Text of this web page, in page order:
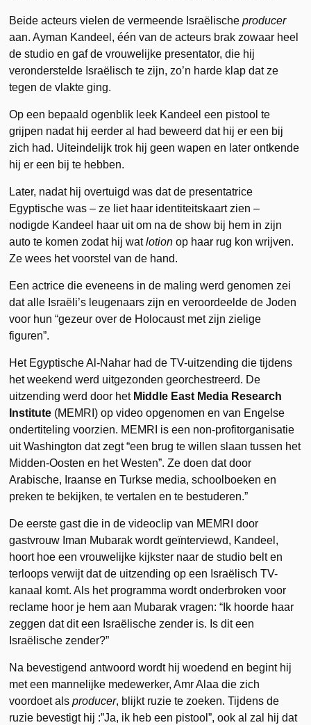
Beide acteurs vielen de vermeende Israëlischeproducer
aan. Ayman Kandeel, één van de acteurs brak zowaar heel
de studio en gaf de vrouwelijke presentator, die hij
veronderstelde Israëlisch te zijn, zo’n harde klap dat ze
tegen de vlakte ging.
Op een bepaald ogenblik leek Kandeel een pistool te
grijpen nadat hij eerder al had beweerd dat hij er een bij
zich had. Uiteindelijk trok hij geen wapen en later ontkende
hij er een bij te hebben.
Later, nadat hij overtuigd was dat de presentatrice
Egyptische was – ze liet haar identiteitskaart zien –
nodigde Kandeel haar uit om na de show bij hem in zijn
auto te komen zodat hij watlotion op haar rug kon wrijven.
Ze wees het voorstel van de hand.
Een actrice die eveneens in de maling werd genomen zei
dat alle Israëli’s leugenaars zijn en veroordeelde de Joden
voor hun “gezeur over de Holocaust met zijn zielige
figuren”.
Het Egyptische Al-Nahar had de TV-uitzending die tijdens
het weekend werd uitgezonden georchestreerd. De
uitzending werd door het Middle East Media Research
Institute (MEMRI) op video opgenomen en van Engelse
ondertiteling voorzien. MEMRI is een non-profitorganisatie
uit Washington dat zegt “een brug te willen slaan tussen het
Midden-Oosten en het Westen”. Ze doen dat door
Arabische, Iraanse en Turkse media, schoolboeken en
preken te bekijken, te vertalen en te bestuderen.”
De eerste gast die in de videoclip van MEMRI door
gastvrouw Iman Mubarak wordt geïnterviewd, Kandeel,
hoort hoe een vrouwelijke kijkster naar de studio belt en
terloops verwijt dat de uitzending op een Israëlisch TV-
kanaal komt. Als het programma wordt onderbroken voor
reclame hoor je hem aan Mubarak vragen: “Ik hoorde haar
zeggen dat dit een Israëlische zender is. Is dit een
Israëlische zender?”
Na bevestigend antwoord wordt hij woedend en begint hij
met een mannelijke medewerker, Amr Alaa die zich
voordoet alsproducer, blijkt ruzie te zoeken. Tijdens de
ruzie bevestigt hij :”Ja, ik heb een pistool”, ook al zal hij dat